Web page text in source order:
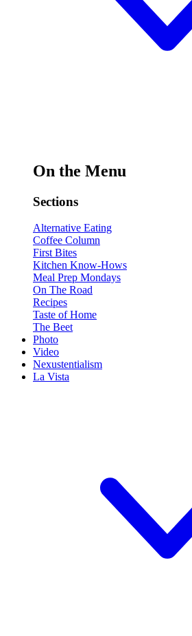
On the Menu
Sections
Alternative Eating
Coffee Column
First Bites
Kitchen Know-Hows
Meal Prep Mondays
On The Road
Recipes
Taste of Home
The Beet
Photo
Video
Nexustentialism
La Vista